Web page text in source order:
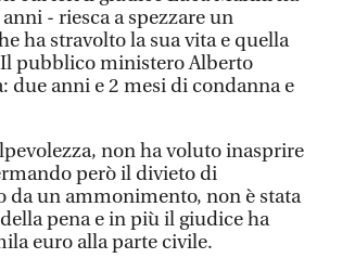
- riesca a spezzare un
ha stravolto la sua vita e quella
pubblico ministero Alberto
due anni e 2 mesi di condanna e
non ha voluto inasprire
però il divieto di
da un ammonimento, non è stata
pena e in più il giudice ha
euro alla parte civile.